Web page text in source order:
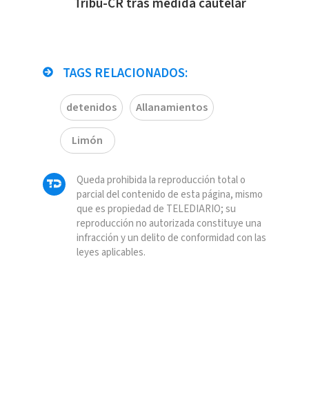
TAGS RELACIONADOS:
detenidos Allanamientos
Limón
Queda prohibida la reproducción total o
parcial del contenido de esta página, mismo
que es propiedad de TELEDIARIO; su
reproducción no autorizada constituye una
infracción y un delito de conformidad con las
leyes aplicables.